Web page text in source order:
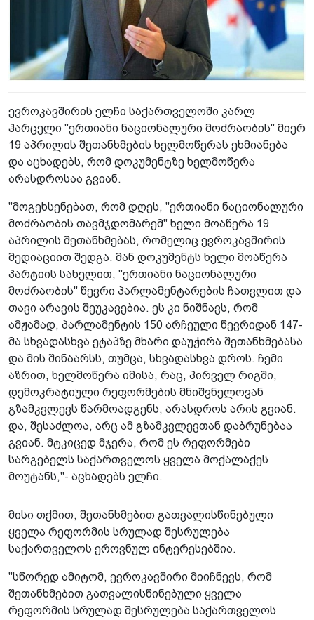
ევროკავშირის ელჩი საქართველოში კარლ
ჰარცელი "ერთიანი ნაციონალური მოძრაობის" მიერ
19 აპრილის შეთანხმების ხელმოწერას ეხმიანება
და აცხადებს, რომ დოკუმენტზე ხელმოწერა
არასდროსაა გვიან.
"მოგეხსენებათ, რომ დღეს, "ერთიანი ნაციონალური
მოძრაობის თავმჯდომარემ" ხელი მოაწერა 19
აპრილის შეთანხმებას, რომელიც ევროკავშირის
მედიაციით შედგა. მან დოკუმენტს ხელი მოაწერა
პარტიის სახელით, "ერთიანი ნაციონალური
მოძრაობის" წევრი პარლამენტარების ჩათვლით და
თავი არავის შეუკავებია. ეს კი ნიშნავს, რომ
ამჟამად, პარლამენტის 150 არჩეული წევრიდან 147-
მა სხვადასხვა ეტაპზე მხარი დაუჭირა შეთანხმებასა
და მის შინაარსს, თუმცა, სხვადასხვა დროს. ჩემი
აზრით, ხელმოწერა იმისა, რაც, პირველ რიგში,
დემოკრატიული რეფორმების მნიშვნელოვან
გზამკვლევს წარმოადგენს, არასდროს არის გვიან.
და, შესაძლოა, არც ამ გზამკვლევთან დაბრუნებაა
გვიან. მტკიცედ მჯერა, რომ ეს რეფორმები
სარგებელს საქართველოს ყველა მოქალაქეს
მოუტანს,"- აცხადებს ელჩი.
მისი თქმით, შეთანხმებით გათვალისწინებული
ყველა რეფორმის სრულად შესრულება
საქართველოს ეროვნულ ინტერესებშია.
"სწორედ ამიტომ, ევროკავშირი მიიჩნევს, რომ
შეთანხმებით გათვალისწინებული ყველა
რეფორმის სრულად შესრულება საქართველოს